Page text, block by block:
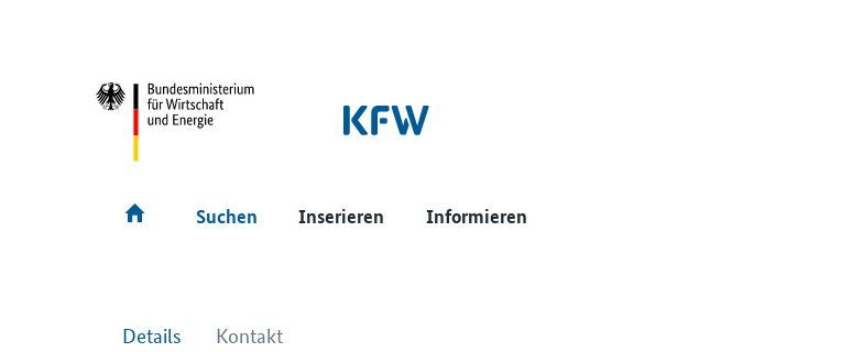
Suchen Inserieren Informieren
Details Kontakt